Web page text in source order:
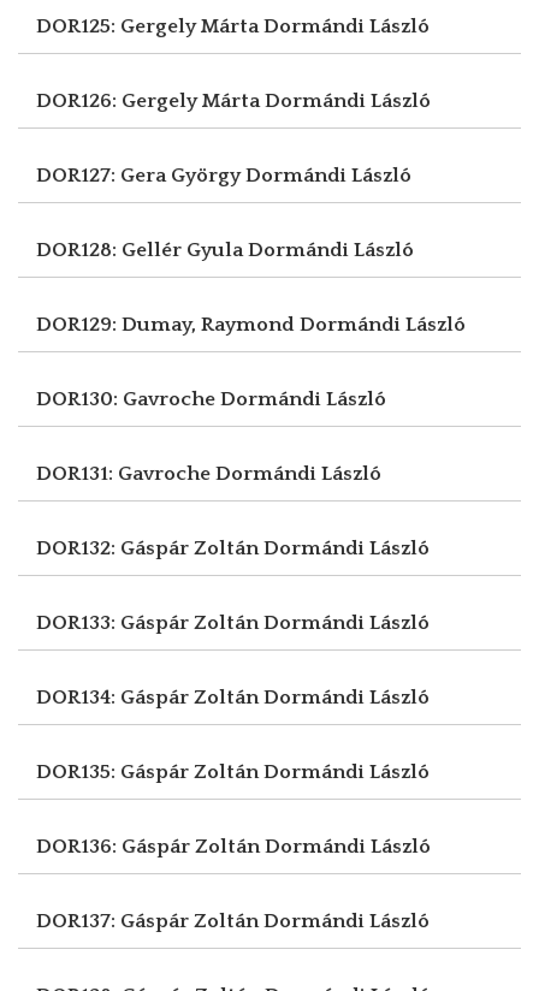
DOR125: Gergely MártaDormándi László
DOR126: Gergely MártaDormándi László
DOR127: Gera GyörgyDormándi László
DOR128: Gellér GyulaDormándi László
DOR129: Dumay, Raymond Dormándi László
DOR130: Gavroche Dormándi László
DOR131: Gavroche Dormándi László
DOR132: Gáspár ZoltánDormándi László
DOR133: Gáspár ZoltánDormándi László
DOR134: Gáspár ZoltánDormándi László
DOR135: Gáspár ZoltánDormándi László
DOR136: Gáspár ZoltánDormándi László
DOR137: Gáspár ZoltánDormándi László